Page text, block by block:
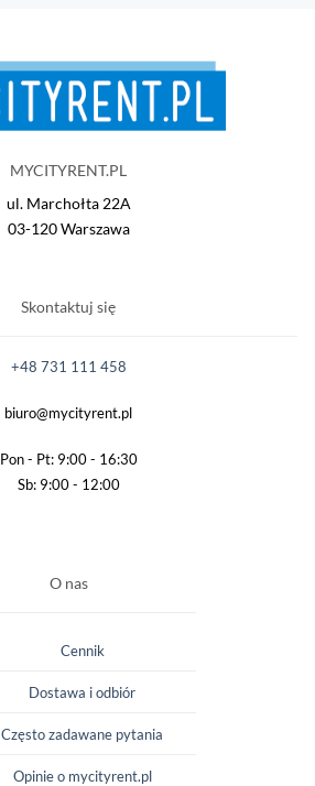
MYCITYRENT.PL
ul. Marchołta 22A
03-120 Warszawa
O nas
Cennik
Dostawa i odbiór
Często zadawane pytania
Opinie o mycityrent.pl
Skontaktuj się
+48 731 111 458
biuro@mycityrent.pl
Pon - Pt: 9:00 - 16:30
Sb: 9:00 - 12:00